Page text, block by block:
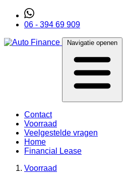
06 - 394 69 909
Navigatie openen
Contact
Voorraad
Veelgestelde vragen
Home
Financial Lease
Voorraad